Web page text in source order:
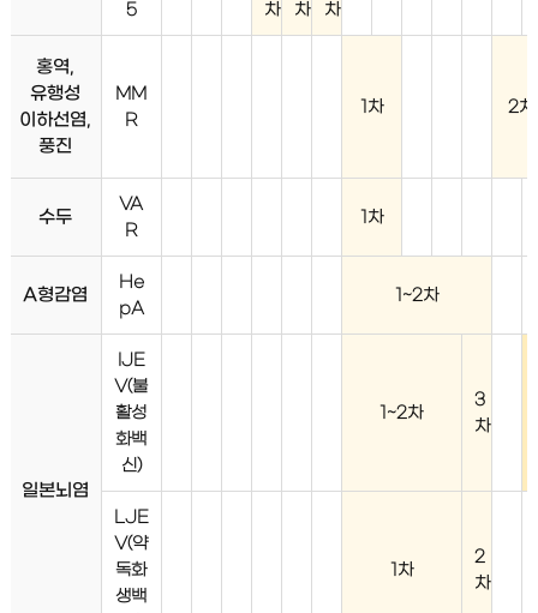
5
차
차
차
홍역,
유행성
이하선염,
풍진
MM
R
1차 2차
수두
VA
R
1차
A형감염
He
pA
1~2차
일본뇌염
IJE
V(불
활성
화백
신)
1~2차
3
차
LJE
V(약
독화
생백
1차
2
차